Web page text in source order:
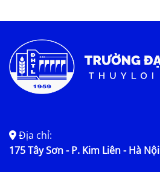
Địa chỉ:
175 Tây Sơn - P. Kim Liên - Hà Nội